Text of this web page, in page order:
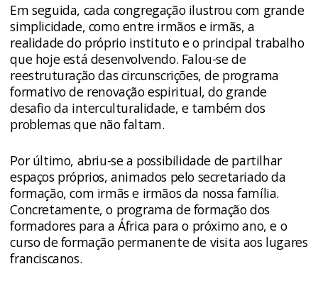
Em seguida, cada congregação ilustrou com grande
simplicidade, como entre irmãos e irmãs, a
realidade do próprio instituto e o principal trabalho
que hoje está desenvolvendo. Falou-se de
reestruturação das circunscrições, de programa
formativo de renovação espiritual, do grande
desafio da interculturalidade, e também dos
problemas que não faltam.
Por último, abriu-se a possibilidade de partilhar
espaços próprios, animados pelo secretariado da
formação, com irmãs e irmãos da nossa família.
Concretamente, o programa de formação dos
formadores para a África para o próximo ano, e o
curso de formação permanente de visita aos lugares
franciscanos.